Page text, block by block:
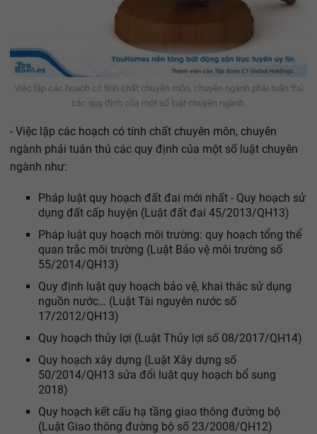
Việc lập các hoạch có tính chất chuyên môn, chuyên ngành phải tuân thủ
các quy định của một số luật chuyên ngành.
- Việc lập các hoạch có tính chất chuyên môn, chuyên
ngành phải tuân thủ các quy định của một số luật chuyên
ngành như:
Pháp luật quy hoạch đất đai mới nhất - Quy hoạch sử
dụng đất cấp huyện (Luật đất đai 45/2013/QH13)
Pháp luật quy hoạch môi trường: quy hoạch tổng thể
quan trắc môi trường (Luật Bảo vệ môi trường số
55/2014/QH13)
Quy định luật quy hoạch bảo vệ, khai thác sử dụng
nguồn nước… (Luật Tài nguyên nước số
17/2012/QH13)
Quy hoạch thủy lợi (Luật Thủy lợi số 08/2017/QH14)
Quy hoạch xây dựng (Luật Xây dựng số
50/2014/QH13 sửa đổi luật quy hoạch bổ sung
2018)
Quy hoạch kết cấu hạ tầng giao thông đường bộ
(Luật Giao thông đường bộ số 23/2008/QH12)